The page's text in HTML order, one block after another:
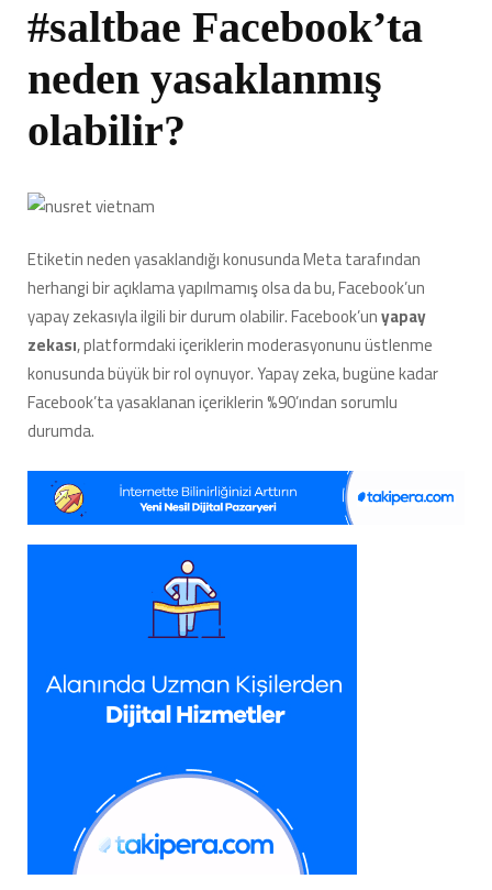
#saltbae Facebook’ta
neden yasaklanmış
olabilir?
Etiketin neden yasaklandığı konusunda Meta tarafından
herhangi bir açıklama yapılmamış olsa da bu, Facebook’un
yapay zekasıyla ilgili bir durum olabilir. Facebook’unyapay
zekası, platformdaki içeriklerin moderasyonunu üstlenme
konusunda büyük bir rol oynuyor. Yapay zeka, bugüne kadar
Facebook’ta yasaklanan içeriklerin %90’ından sorumlu
durumda.